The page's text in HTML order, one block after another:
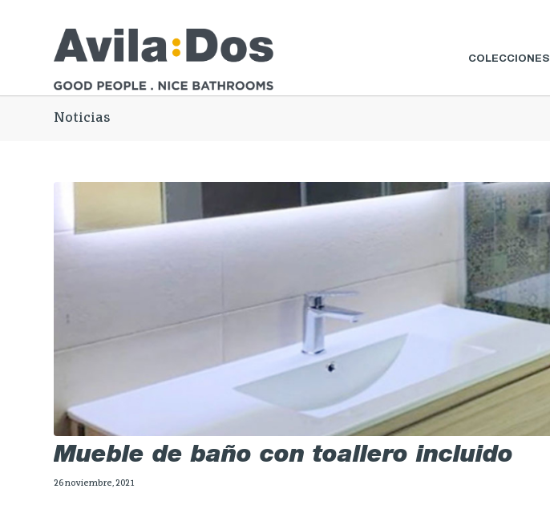
COLECCIONES
Noticias
Mueble de baño con toallero incluido
26 noviembre, 2021